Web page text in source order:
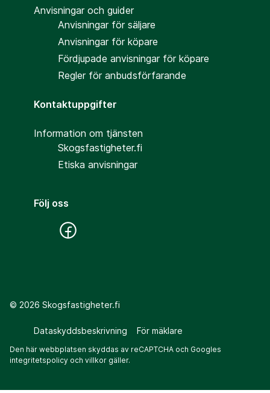
Anvisningar och guider
Anvisningar för säljare
Anvisningar för köpare
Fördjupade anvisningar för köpare
Regler för anbudsförfarande
Kontaktuppgifter
Information om tjänsten
Skogsfastigheter.fi
Etiska anvisningar
Följ oss
© 2026 Skogsfastigheter.fi
Dataskyddsbeskrivning För mäklare
Den här webbplatsen skyddas av reCAPTCHA och Googles
integritetspolicy och villkor gäller.